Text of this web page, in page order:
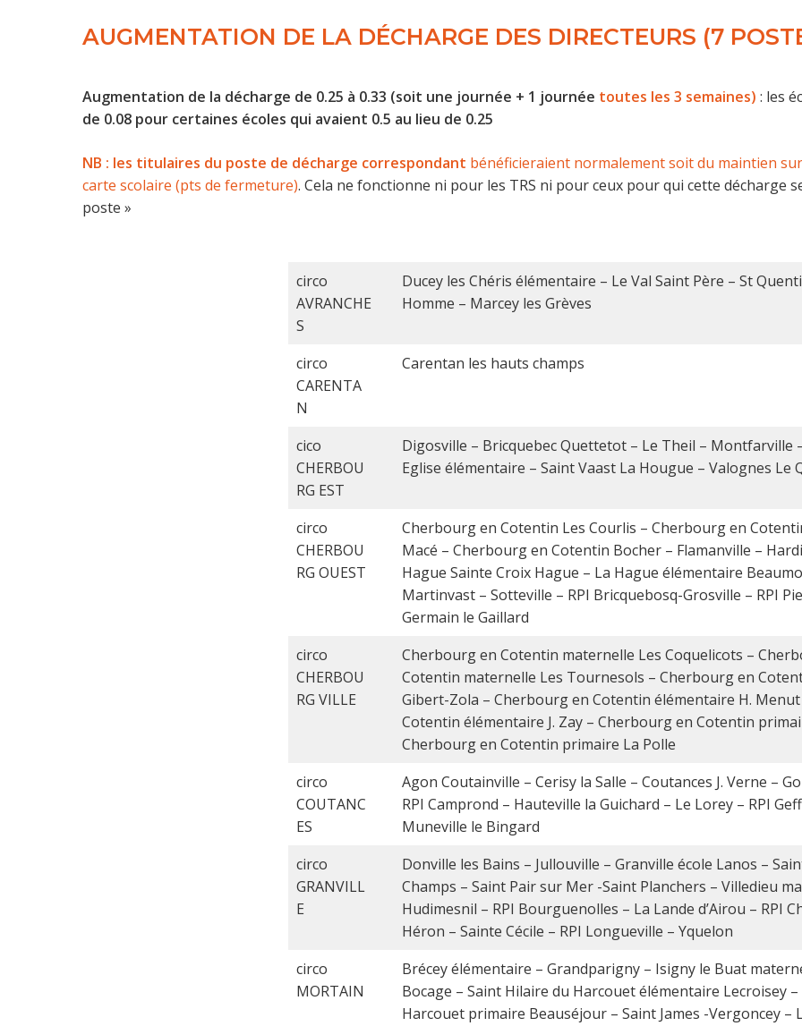
AUGMENTATION DE LA DÉCHARGE DES DIRECTEURS (7
Augmentation de la décharge de 0.25 à 0.33 (soit une journée + 1 journée toutes les 3 semaines) : les
de 0.08 pour certaines écoles qui avaient 0.5 au lieu de 0.25
NB : les titulaires du poste de décharge correspondant bénéficieraient normalement soit du maintien
carte scolaire (pts de fermeture). Cela ne fonctionne ni pour les TRS ni pour ceux pour qui cette décharge
poste »
circo
AVRANCHE
S
Ducey les Chéris élémentaire – Le Val Saint Père – St
Homme – Marcey les Grèves
circo
CARENTA
N
Carentan les hauts champs
cico
CHERBOU
RG EST
Digosville – Bricquebec Quettetot – Le Theil – Montfarville
Eglise élémentaire – Saint Vaast La Hougue – Valognes Le
circo
CHERBOU
RG OUEST
Cherbourg en Cotentin Les Courlis – Cherbourg en
Macé – Cherbourg en Cotentin Bocher – Flamanville –
Hague Sainte Croix Hague – La Hague élémentaire
Martinvast – Sotteville – RPI Bricquebosq-Grosville – RPI
Germain le Gaillard
circo
CHERBOU
RG VILLE
Cherbourg en Cotentin maternelle Les Coquelicots –
Cotentin maternelle Les Tournesols – Cherbourg en
Gibert-Zola – Cherbourg en Cotentin élémentaire H.
Cotentin élémentaire J. Zay – Cherbourg en Cotentin
Cherbourg en Cotentin primaire La Polle
circo
COUTANC
ES
Agon Coutainville – Cerisy la Salle – Coutances J. Verne –
RPI Camprond – Hauteville la Guichard – Le Lorey – RPI
Muneville le Bingard
circo
GRANVILL
E
Donville les Bains – Jullouville – Granville école Lanos –
Champs – Saint Pair sur Mer -Saint Planchers – Villedieu
Hudimesnil – RPI Bourguenolles – La Lande d’Airou – RPI
Héron – Sainte Cécile – RPI Longueville – Yquelon
circo
MORTAIN
Brécey élémentaire – Grandparigny – Isigny le Buat
Bocage – Saint Hilaire du Harcouet élémentaire Lecroisey
Harcouet primaire Beauséjour – Saint James -Vergoncey –